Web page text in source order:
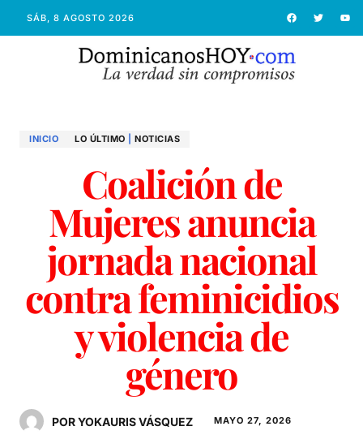
SÁB, 8 AGOSTO 2026
INICIO LO ÚLTIMO NOTICIAS
Coalición de
Mujeres anuncia
jornada nacional
contra feminicidios
y violencia de
género
POR YOKAURIS VÁSQUEZ MAYO 27, 2026